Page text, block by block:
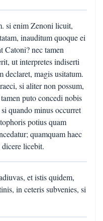
si enim Zenoni licuit,
inauditum quoque ei
Catoni? nec tamen
ut interpretes indiserti
declaret, magis usitatum.
si aliter non possum,
puto concedi nobis
quando minus occurret
potius quam
quamquam haec
dicere licebit.
et istis quidem,
in ceteris subvenies, si